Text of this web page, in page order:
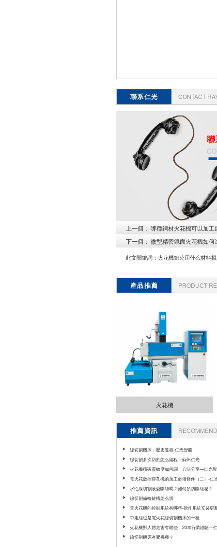
聯系仁光 CONTACT
上一個： 哪種鋼材火花機可以加
下一個： 微型精密鏡面火花機如
此文關鍵詞： 火花機銅公用什么材料
產品推薦 PRODUCT
火花機
推薦資訊
線切割機床，歷史進程-仁光智能
線切割多次切割怎么編程—蘇州仁光
火花機積碳靈敏度如何調，方法分享—仁光
電火花數控穿孔機的加工必備條件（二）-仁
水性線切割液愛斷絲嗎？如何預防斷絲呢？
智能
線切割齒輪鍵槽怎么切
電火花機的控制系統有哪些-操作系統安裝更
中走絲也是電火花線切割機床的一種
火花機對人體危害有哪些，20年行業經驗—
能
線切割機床有哪幾種？